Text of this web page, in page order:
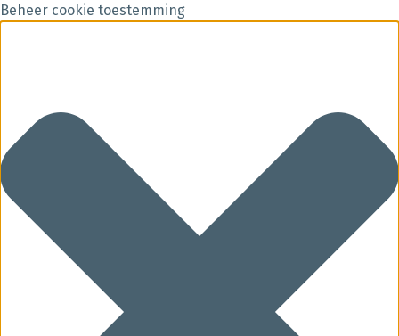
Beheer cookie toestemming